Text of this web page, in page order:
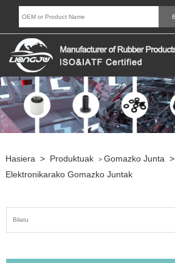
Hasiera > Produktuak > Gomazko Junta >
Elektronikarako Gomazko Juntak